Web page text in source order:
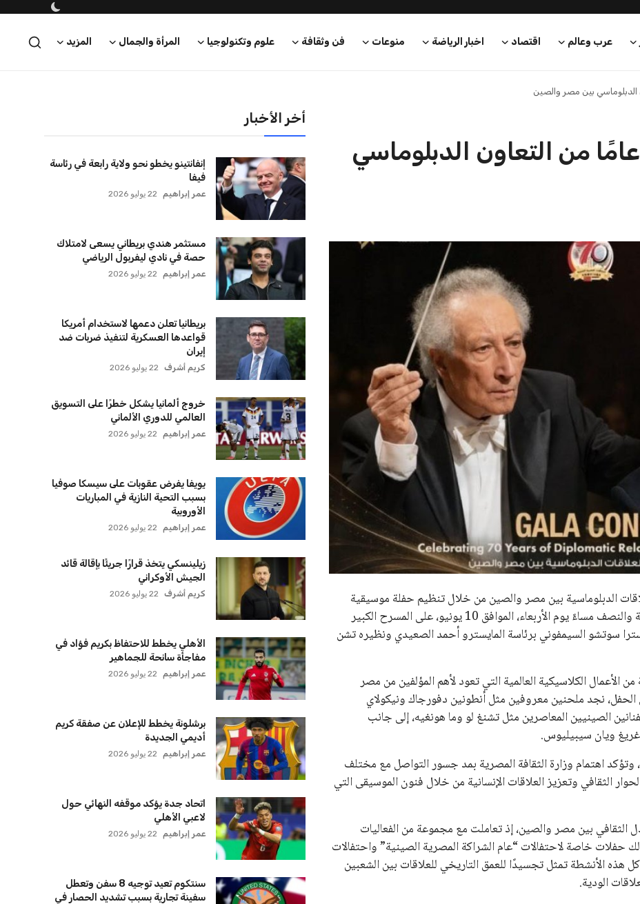
عرب وعالم اقتصاد اخبار الرياضة منوعات فن وثقافة علوم وتكنولوجيا المرأة والجمال المزيد
الأوبرا تحتفل بذكرى 70 عامًا من التعاون الدبلوماسي
قريبًا بمرور 70 عامًا على العلاقات الدبلوماسية بين مصر والصين من خلال تنظيم حفلة موسيقية
مميزة. من المنتظر أن تقام الحفلة في تمام الساعة السابعة والنصف مساءً يوم الأربعاء، الموافق 10 يونيو، على المسرح الكبير
سوتشو السيمفوني برئاسة المايسترو أحمد الصعيدي ونظيره تشن
الكلاسيكية العالمية التي تعود لأهم المؤلفين من مصر
نجد ملحنين معروفين مثل أنطونين دفورجاك ونيكولاي
الصينيين المعاصرين مثل تشنغ لو وما هونغيه، إلى جانب
غريغ ويان سيبيليوس.
وتؤكد اهتمام وزارة الثقافة المصرية بمد جسور التواصل مع مختلف
الثقافي وتعزيز العلاقات الإنسانية من خلال فنون الموسيقى التي
الثقافي بين مصر والصين، إذ تعاملت مع مجموعة من الفعاليات
حفلات خاصة لاحتفالات “عام الشراكة المصرية الصينية” واحتفالات
الأنشطة تمثل تجسيدًا للعمق التاريخي للعلاقات بين الشعبين
الودية.
أخر الأخبار
إنفانتينو يخطو نحو ولاية رابعة في رئاسة
فيفا
عمر إبراهيم 22 يوليو 2026
مستثمر هندي بريطاني يسعى لامتلاك
حصة في نادي ليفربول الرياضي
عمر إبراهيم 22 يوليو 2026
بريطانيا تعلن دعمها لاستخدام أمريكا
قواعدها العسكرية لتنفيذ ضربات ضد
إيران
كريم أشرف 22 يوليو 2026
خروج ألمانيا يشكل خطرًا على التسويق
العالمي للدوري الألماني
عمر إبراهيم 22 يوليو 2026
يويفا يفرض عقوبات على سيسكا صوفيا
بسبب التحية النازية في المباريات
الأوروبية
عمر إبراهيم 22 يوليو 2026
زيلينسكي يتخذ قرارًا جريئًا بإقالة قائد
الجيش الأوكراني
كريم أشرف 22 يوليو 2026
الأهلي يخطط للاحتفاظ بكريم فؤاد في
مفاجأة سانحة للجماهير
عمر إبراهيم 22 يوليو 2026
برشلونة يخطط للإعلان عن صفقة كريم
أديمي الجديدة
عمر إبراهيم 22 يوليو 2026
اتحاد جدة يؤكد موقفه النهائي حول
لاعبي الأهلي
عمر إبراهيم 22 يوليو 2026
سنتكوم تعيد توجيه 8 سفن وتعطل
سفينة تجارية بسبب تشديد الحصار في